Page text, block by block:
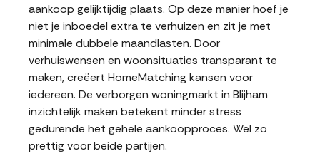
aankoop gelijktijdig plaats. Op deze manier hoef je
niet je inboedel extra te verhuizen en zit je met
minimale dubbele maandlasten. Door
verhuiswensen en woonsituaties transparant te
maken, creëert HomeMatching kansen voor
iedereen. De verborgen woningmarkt in Blijham
inzichtelijk maken betekent minder stress
gedurende het gehele aankoopproces. Wel zo
prettig voor beide partijen.